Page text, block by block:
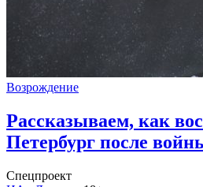
Возрождение
Рассказываем, как
Петербург после
Спецпроект